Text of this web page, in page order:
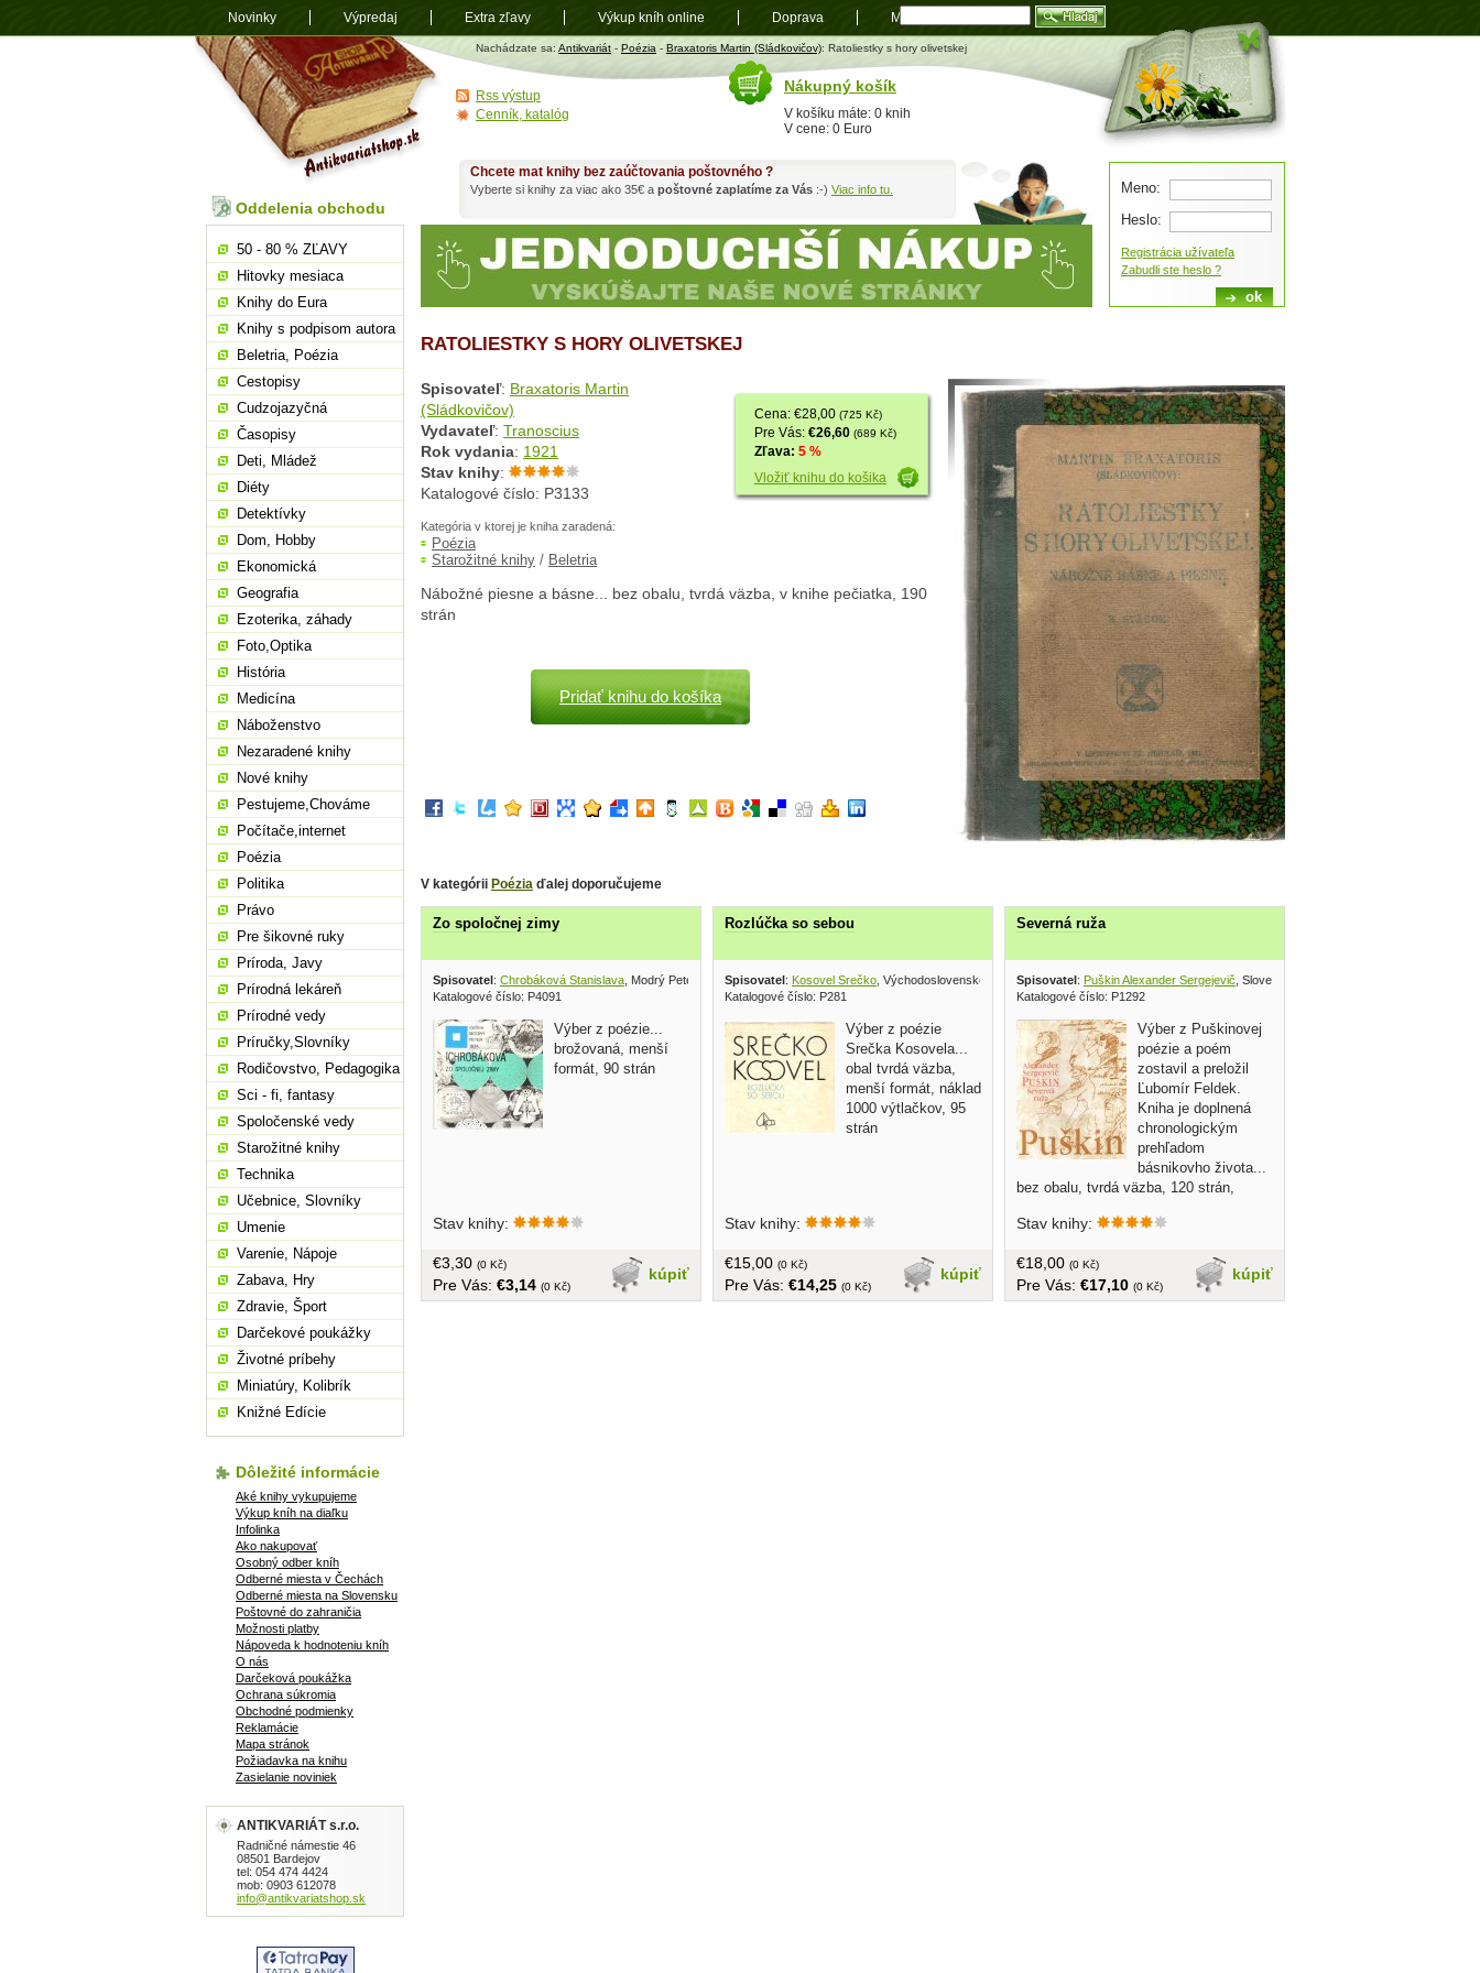
Antikvariát
shop.sk
Nachádzate sa: Antikvariát - Poézia - Braxatoris Martin (Sládkovičov): Ratoliestky s hory olivetskej
RATOLIESTKY S HORY OLIVETSKEJ
Cena: €28,00 (725 Kč)
Pre Vás: €26,60 (689 Kč)
Zľava: 5 %
Vložiť knihu do košika
Spisovateľ: Braxatoris Martin
(Sládkovičov)
Vydavateľ: Tranoscius
Rok vydania: 1921
Stav knihy:
Katalogové číslo: P3133
Kategória v ktorej je kniha zaradená:
Poézia
Starožitné knihy / Beletria
Nábožné piesne a básne... bez obalu, tvrdá väzba, v knihe pečiatka, 190
strán
Pridať knihu do košíka
V kategórii Poézia ďalej doporučujeme
Zo spoločnej zimy
Spisovatel: Chrobáková Stanislava , Modrý Peter 1994
Katalogové číslo: P4091
Výber z poézie...
brožovaná, menší
formát, 90 strán
Stav knihy:
kúpiť
€3,30 (0 Kč)
Pre Vás: €3,14 (0 Kč)
Rozlúčka so sebou
Spisovatel: Kosovel Srečko , Východoslovenské vydavateľstvo 1974
Katalogové číslo: P281
Výber z poézie
Srečka Kosovela...
obal tvrdá väzba,
menší formát, náklad
1000 výtlačkov, 95
strán
Stav knihy:
kúpiť
€15,00 (0 Kč)
Pre Vás: €14,25 (0 Kč)
Severná ruža
Spisovatel: Puškin Alexander Sergejevič , Slovenský spisovateľ 1995
Katalogové číslo: P1292
Výber z Puškinovej
poézie a poém
zostavil a preložil
Ľubomír Feldek.
Kniha je doplnená
chronologickým
prehľadom
básnikovho života...
bez obalu, tvrdá väzba, 120 strán,
Stav knihy:
kúpiť
€18,00 (0 Kč)
Pre Vás: €17,10 (0 Kč)
Chcete mat knihy bez zaúčtovania poštovného ?
Vyberte si knihy za viac ako 35€ a poštovné zaplatíme za Vás :-) Viac info tu.
Oddelenia obchodu
50 - 80 % ZĽAVY
Hitovky mesiaca
Knihy do Eura
Knihy s podpisom autora
Beletria, Poézia
Cestopisy
Cudzojazyčná
Časopisy
Deti, Mládež
Diéty
Detektívky
Dom, Hobby
Ekonomická
Geografia
Ezoterika, záhady
Foto,Optika
História
Medicína
Náboženstvo
Nezaradené knihy
Nové knihy
Pestujeme,Chováme
Počítače,internet
Poézia
Politika
Právo
Pre šikovné ruky
Príroda, Javy
Prírodná lekáreň
Prírodné vedy
Príručky,Slovníky
Rodičovstvo, Pedagogika
Sci - fi, fantasy
Spoločenské vedy
Starožitné knihy
Technika
Učebnice, Slovníky
Umenie
Varenie, Nápoje
Zabava, Hry
Zdravie, Šport
Darčekové poukážky
Životné príbehy
Miniatúry, Kolibrík
Knižné Edície
Dôležité informácie
Aké knihy vykupujeme
Výkup kníh na diaľku
Infolinka
Ako nakupovať
Osobný odber kníh
Odberné miesta v Čechách
Odberné miesta na Slovensku
Poštovné do zahraničia
Možnosti platby
Nápoveda k hodnoteniu kníh
O nás
Darčeková poukážka
Ochrana súkromia
Obchodné podmienky
Reklamácie
Mapa stránok
Požiadavka na knihu
Zasielanie noviniek
ANTIKVARIÁT s.r.o.
Radničné námestie 46
08501 Bardejov
tel: 054 474 4424
mob: 0903 612078
info@antikvariatshop.sk
Meno:
Heslo:
Registrácia užívateľa
Zabudli ste heslo ?
Nákupný košík
V košíku máte: 0 knih
V cene: 0 Euro
Rss výstup
Cenník, katalóg
Novinky Výpredaj Extra zľavy Výkup kníh online Doprava Mapa